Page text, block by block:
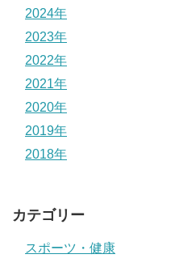
2024年
2023年
2022年
2021年
2020年
2019年
2018年
カテゴリー
スポーツ・健康